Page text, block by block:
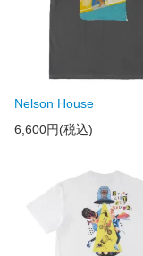
Nelson House
6,600円(税込)